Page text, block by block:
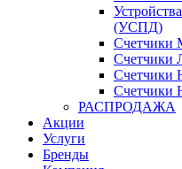
(УСПД)
Счетчики
Счетчики
Счетчики
РАСПРОДАЖА
Акции
Услуги
Бренды